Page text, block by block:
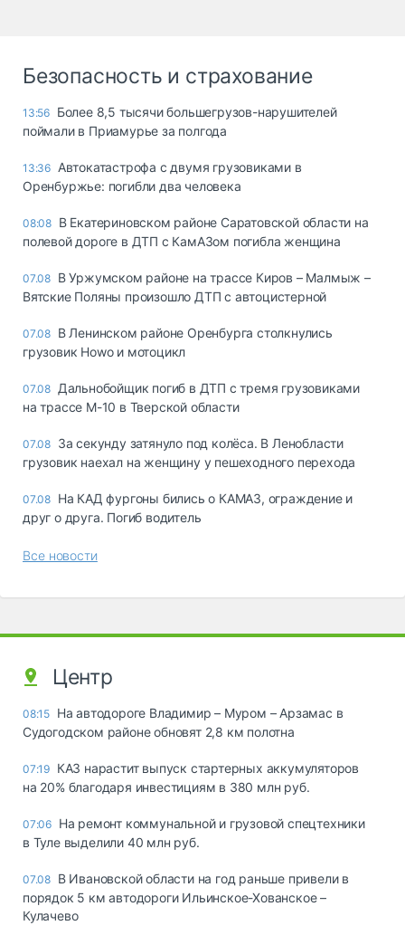
Безопасность и страхование
13:56 Более 8,5 тысячи большегрузов-нарушителей
поймали в Приамурье за полгода
13:36 Автокатастрофа с двумя грузовиками в
Оренбуржье: погибли два человека
08:08 В Екатериновском районе Саратовской области на
полевой дороге в ДТП с КамАЗом погибла женщина
07.08 В Уржумском районе на трассе Киров – Малмыж –
Вятские Поляны произошло ДТП с автоцистерной
07.08 В Ленинском районе Оренбурга столкнулись
грузовик Howo и мотоцикл
07.08 Дальнобойщик погиб в ДТП с тремя грузовиками
на трассе М-10 в Тверской области
07.08 За секунду затянуло под колёса. В Ленобласти
грузовик наехал на женщину у пешеходного перехода
07.08 На КАД фургоны бились о КАМАЗ, ограждение и
друг о друга. Погиб водитель
Все новости
Центр
08:15 На автодороге Владимир – Муром – Арзамас в
Судогодском районе обновят 2,8 км полотна
07:19 КАЗ нарастит выпуск стартерных аккумуляторов
на 20% благодаря инвестициям в 380 млн руб.
07:06 На ремонт коммунальной и грузовой спецтехники
в Туле выделили 40 млн руб.
07.08 В Ивановской области на год раньше привели в
порядок 5 км автодороги Ильинское-Хованское –
Кулачево